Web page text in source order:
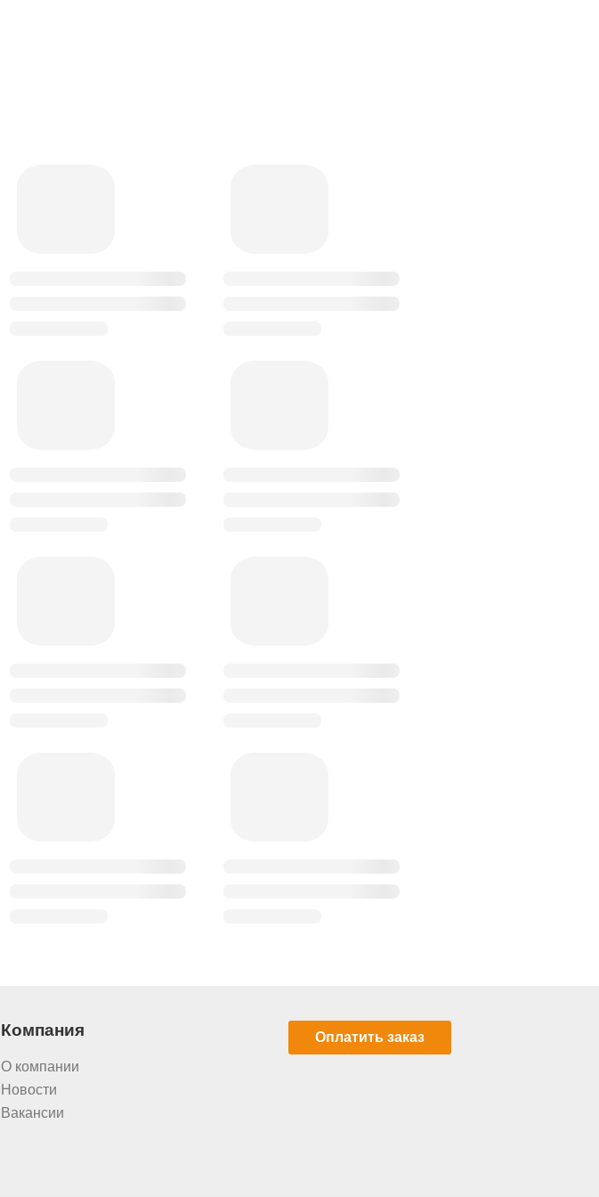
Компания
О компании
Новости
Вакансии
Оплатить заказ